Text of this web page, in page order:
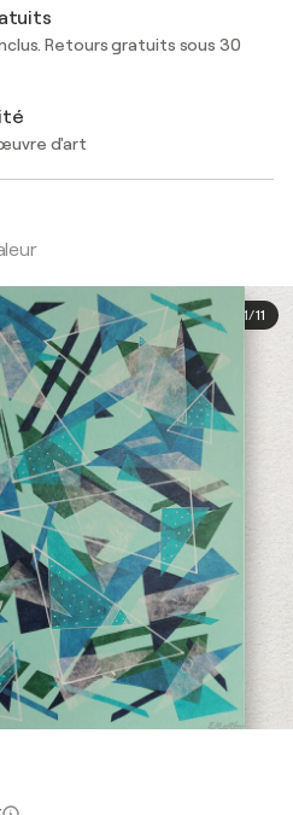
Retours gratuits sous 30
d'art
1/11